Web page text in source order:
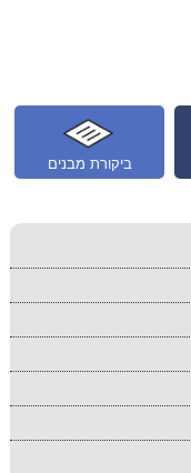
ביקורת מבנים